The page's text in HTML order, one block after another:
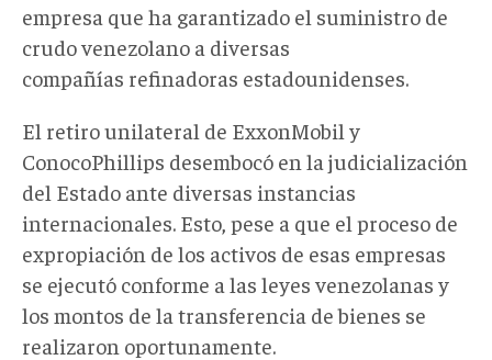
empresa que ha garantizado el suministro de
crudo venezolano a diversas
compañías refinadoras estadounidenses.
El retiro unilateral de ExxonMobil y
ConocoPhillips desembocó en la judicialización
del Estado ante diversas instancias
internacionales. Esto, pese a que el proceso de
expropiación de los activos de esas empresas
se ejecutó conforme a las leyes venezolanas y
los montos de la transferencia de bienes se
realizaron oportunamente.